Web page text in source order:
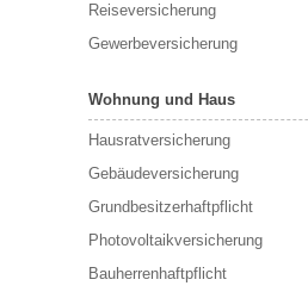
Reiseversicherung
Gewerbeversicherung
Wohnung und Haus
Hausratversicherung
Gebäudeversicherung
Grundbesitzerhaftpflicht
Photovoltaikversicherung
Bauherrenhaftpflicht